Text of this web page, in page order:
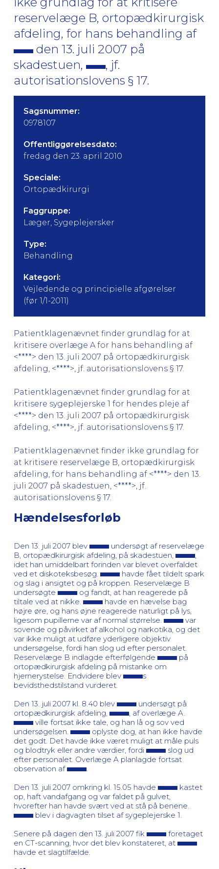
reservelæge B, ortopædkirurgisk
afdeling, for hans behandling af
den 13. juli 2007 på
skadestuen,
, jf.
autorisationslovens § 17.
Sagsnummer:
0978107
Offentliggørelsesdato:
fredag den 23. april 2010
Speciale:
Ortopædkirurgi
Faggruppe:
Læger, Sygeplejersker
Type:
Behandling
Kategori:
Vejledende og principielle afgørelser
(før 1/1-2011)
Patientklagenævnet finder grundlag for at
kritisere overlæge A for hans behandling af
<****> den 13. juli 2007 på ortopædkirurgisk
afdeling, <****>, jf. autorisationslovens § 17.
Patientklagenævnet finder grundlag for at
kritisere sygeplejerske 1 for hendes pleje af
<****> den 13. juli 2007 på ortopædkirurgisk
afdeling, <****>, jf. autorisationslovens § 17.
Patientklagenævnet finder ikke grundlag for
at kritisere reservelæge B, ortopædkirurgisk
afdeling, for hans behandling af <****> den 13.
juli 2007 på skadestuen, <****>, jf.
autorisationslovens § 17.
Hændelsesforløb
Den 13. juli 2007 blev
undersøgt af reservelæge
B, ortopædkirurgisk afdeling, på skadestuen,
idet han umiddelbart forinden var blevet overfaldet
ved et diskoteksbesøg.
havde fået tildelt spark
og slag i ansigtet og på kroppen. Reservelæge B
undersøgte
og fandt, at han reagerede på
tiltale ved at nikke.
havde en hævelse bag
højre øre, og hans øjne reagerede naturligt på lys,
ligesom pupillerne var af normal størrelse.
var
sovende og påvirket af alkohol og narkotika, og det
var ikke muligt at udføre yderligere objektiv
undersøgelse, fordi han slog ud efter personalet.
Reservelæge B indlagde efterfølgende
på
ortopædkirurgisk afdeling på mistanke om
hjernerystelse. Endvidere blev
s
bevidsthedstilstand vurderet.
Den 13. juli 2007 kl. 8.40 blev
undersøgt på
ortopædkirurgisk afdeling,
, af overlæge A.
ville fortsat ikke tale, og han lå og sov ved
undersøgelsen.
oplyste dog, at han ikke havde
det godt. Det havde ikke været muligt at måle puls
og blodtryk eller andre værdier, fordi
slog ud
efter personalet. Overlæge A planlagde fortsat
observation af
Den 13. juli 2007 omkring kl. 15.05 havde
kastet
op, haft vandafgang og var faldet på gulvet,
hvorefter han havde svært ved at stå på benene.
blev i dagvagten tilset af sygeplejerske 1.
Senere på dagen den 13. juli 2007 fik
foretaget
en CT-scanning, hvor det blev konstateret, at
havde et slagtilfælde.